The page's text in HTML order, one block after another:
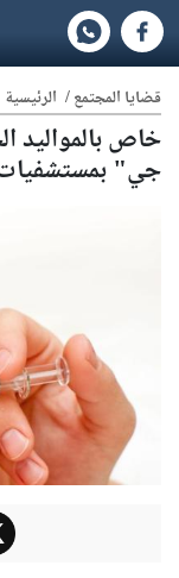
قضايا المجتمع/ الرئيسية
خاص
جي" بمستشفيات